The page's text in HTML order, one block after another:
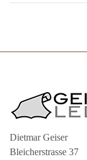
Dietmar Geiser
Bleicherstrasse 37